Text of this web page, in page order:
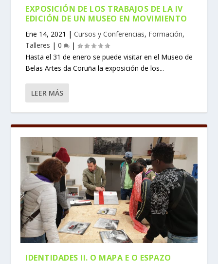
EXPOSICIÓN DE LOS TRABAJOS DE LA IV
EDICIÓN DE UN MUSEO EN MOVIMIENTO
Ene 14, 2021 |Cursos y Conferencias, Formación,
Talleres |0
|
Hasta el 31 de enero se puede visitar en el Museo de
Belas Artes da Coruña la exposición de los...
LEER MÁS
IDENTIDADES II. O MAPA E O ESPAZO